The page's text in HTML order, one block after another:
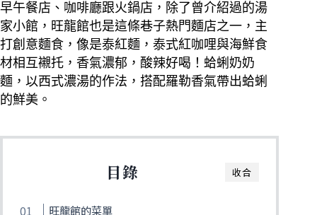
早午餐店、咖啡廳跟火鍋店，除了曾介紹過的湯
家小館，旺龍館也是這條巷子熱門麵店之一，主
打創意麵食，像是泰紅麵，泰式紅咖哩與海鮮食
材相互襯托，香氣濃郁，酸辣好喝！蛤蜊奶奶
麵，以西式濃湯的作法，搭配羅勒香氣帶出蛤蜊
的鮮美。
收合
目錄
旺龍館的菜單